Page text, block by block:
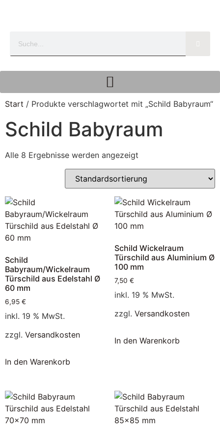
Start / Produkte verschlagwortet mit „Schild Babyraum“
Schild Babyraum
Alle 8 Ergebnisse werden angezeigt
Schild
Babyraum/Wickelraum
Türschild aus Edelstahl Ø
60 mm
6,95 €
inkl. 19 % MwSt.
zzgl. Versandkosten
In den Warenkorb
Schild Wickelraum
Türschild aus Aluminium Ø
100 mm
7,50 €
inkl. 19 % MwSt.
zzgl. Versandkosten
In den Warenkorb